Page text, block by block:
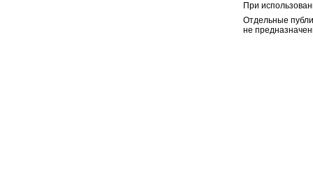
При
Отдельные
не